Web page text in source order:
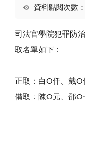
資料點閱次數
司法官學院犯罪防
取名單如下：
正取：白O仟、戴O
備取：陳O元、邵O